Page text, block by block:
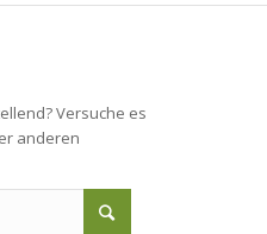
Versuche es
anderen